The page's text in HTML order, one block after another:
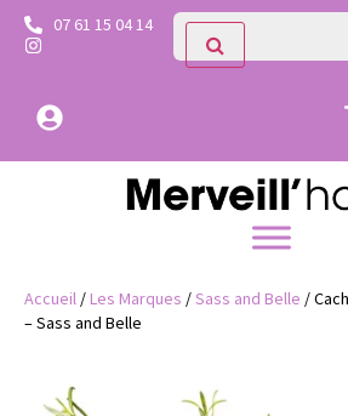
07 61 15 04 14
Accueil /Les Marques /Sass and Belle /
– Sass and Belle